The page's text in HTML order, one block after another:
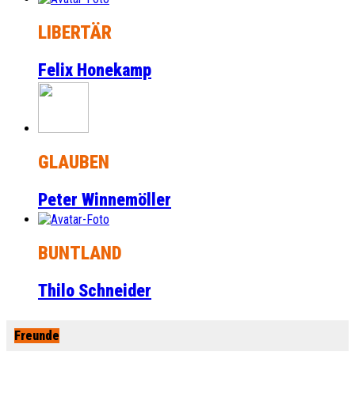
LIBERTÄR
Felix Honekamp
GLAUBEN
Peter Winnemöller
BUNTLAND
Thilo Schneider
Freunde